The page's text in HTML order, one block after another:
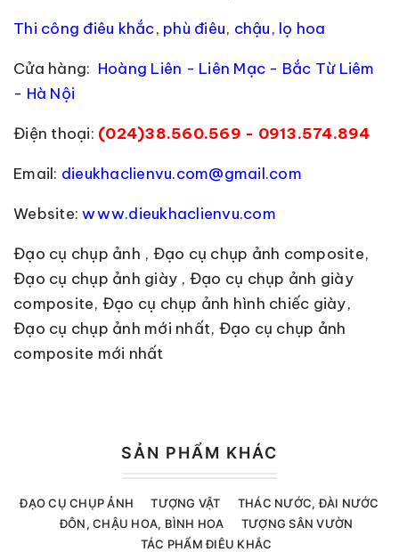
Thi công điêu khắc, phù điêu, chậu, lọ hoa
Cửa hàng: Hoàng Liên - Liên Mạc - Bắc Từ Liêm
- Hà Nội
Điện thoại: (024)38.560.569 - 0913.574.894
Email: dieukhaclienvu.com@gmail.com
Website:www.dieukhaclienvu.com
Đạo cụ chụp ảnh , Đạo cụ chụp ảnh composite,
Đạo cụ chụp ảnh giày , Đạo cụ chụp ảnh giày
composite, Đạo cụ chụp ảnh hình chiếc giày,
Đạo cụ chụp ảnh mới nhất, Đạo cụ chụp ảnh
composite mới nhất
SẢN PHẨM KHÁC
ĐẠO CỤ CHỤP ẢNH TƯỢNG VẬT
THÁC NƯỚC, ĐÀI NƯỚC
ĐÔN, CHẬU HOA, BÌNH HOA
TƯỢNG SÂN VƯỜN
TÁC PHẨM ĐIÊU KHẮC